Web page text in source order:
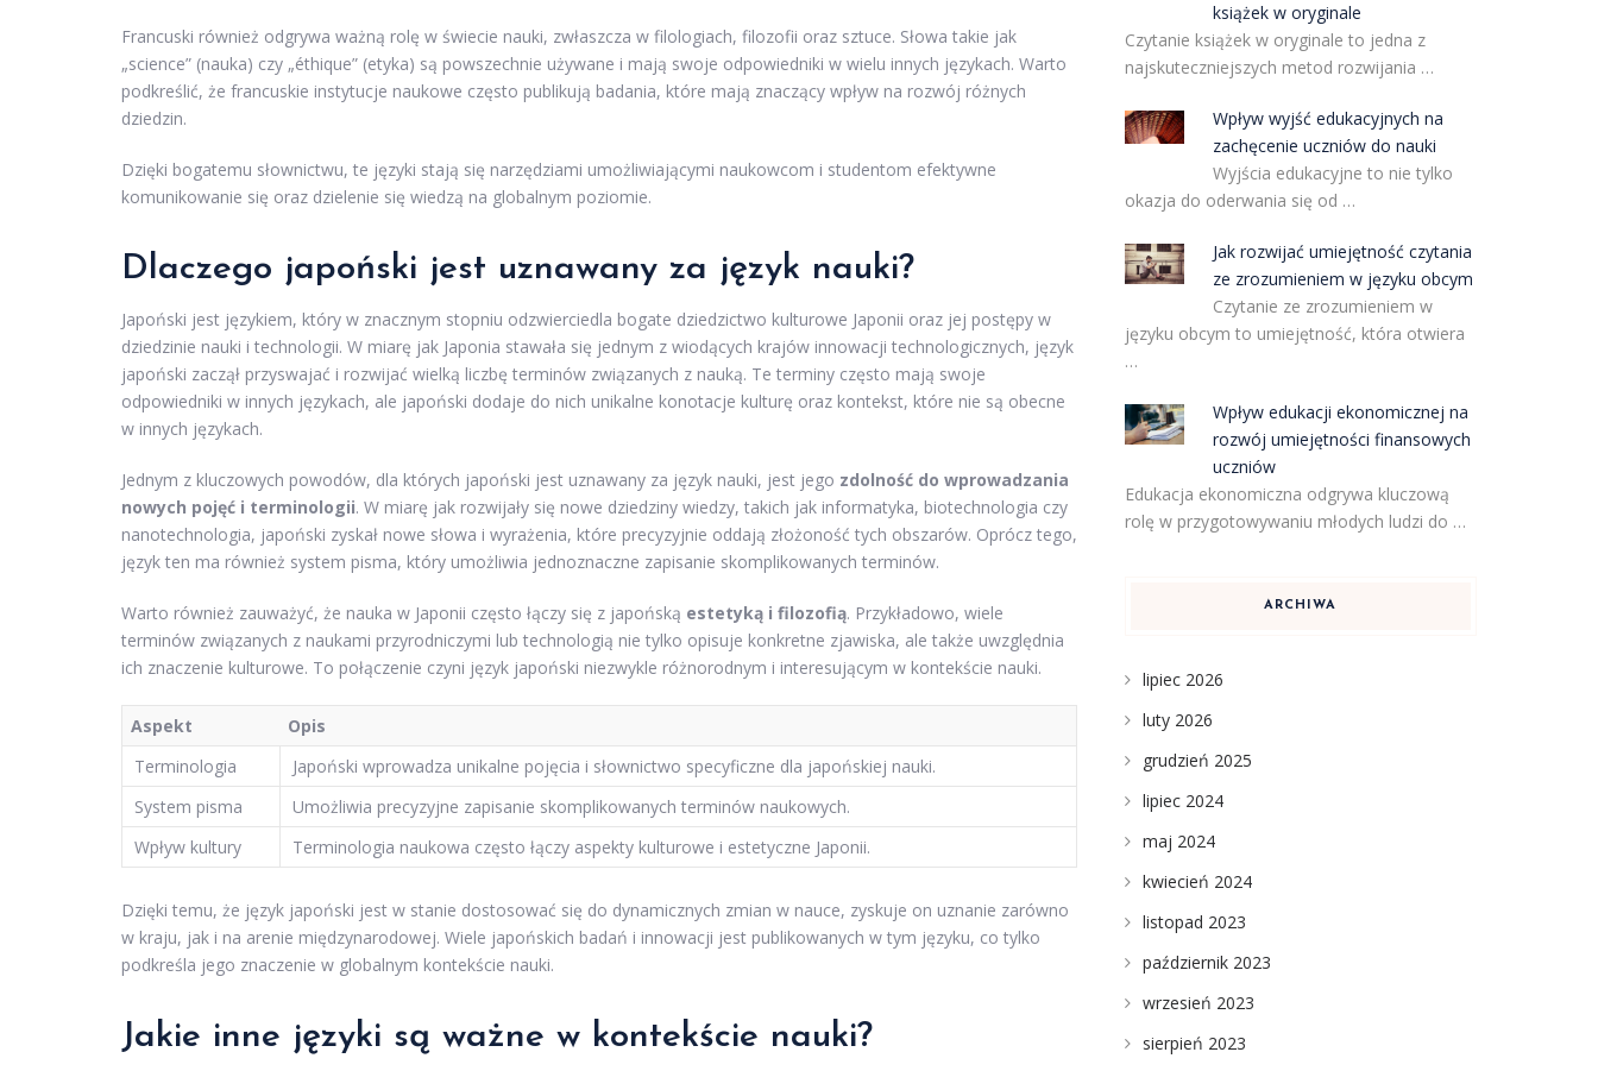
Francuski również odgrywa ważną rolę w świecie nauki, zwłaszcza w filologiach, filozofii oraz sztuce. Słowa takie jak
„science” (nauka) czy „éthique” (etyka) są powszechnie używane i mają swoje odpowiedniki w wielu innych językach. Warto
podkreślić, że francuskie instytucje naukowe często publikują badania, które mają znaczący wpływ na rozwój różnych
dziedzin.
Dzięki bogatemu słownictwu, te języki stają się narzędziami umożliwiającymi naukowcom i studentom efektywne
komunikowanie się oraz dzielenie się wiedzą na globalnym poziomie.
Dlaczego japoński jest uznawany za język nauki?
Japoński jest językiem, który w znacznym stopniu odzwierciedla bogate dziedzictwo kulturowe Japonii oraz jej postępy w
dziedzinie nauki i technologii. W miarę jak Japonia stawała się jednym z wiodących krajów innowacji technologicznych, język
japoński zaczął przyswajać i rozwijać wielką liczbę terminów związanych z nauką. Te terminy często mają swoje
odpowiedniki w innych językach, ale japoński dodaje do nich unikalne konotacje kulturę oraz kontekst, które nie są obecne
w innych językach.
Jednym z kluczowych powodów, dla których japoński jest uznawany za język nauki, jest jego zdolność do wprowadzania
nowych pojęć i terminologii. W miarę jak rozwijały się nowe dziedziny wiedzy, takich jak informatyka, biotechnologia czy
nanotechnologia, japoński zyskał nowe słowa i wyrażenia, które precyzyjnie oddają złożoność tych obszarów. Oprócz tego,
język ten ma również system pisma, który umożliwia jednoznaczne zapisanie skomplikowanych terminów.
Warto również zauważyć, że nauka w Japonii często łączy się z japońską estetyką i filozofią. Przykładowo, wiele
terminów związanych z naukami przyrodniczymi lub technologią nie tylko opisuje konkretne zjawiska, ale także uwzględnia
ich znaczenie kulturowe. To połączenie czyni język japoński niezwykle różnorodnym i interesującym w kontekście nauki.
Aspekt
Opis
Terminologia
Japoński wprowadza unikalne pojęcia i słownictwo specyficzne dla japońskiej nauki.
System pisma
Umożliwia precyzyjne zapisanie skomplikowanych terminów naukowych.
Wpływ kultury
Terminologia naukowa często łączy aspekty kulturowe i estetyczne Japonii.
Dzięki temu, że język japoński jest w stanie dostosować się do dynamicznych zmian w nauce, zyskuje on uznanie zarówno
w kraju, jak i na arenie międzynarodowej. Wiele japońskich badań i innowacji jest publikowanych w tym języku, co tylko
podkreśla jego znaczenie w globalnym kontekście nauki.
Jakie inne języki są ważne w kontekście nauki?
książek w oryginale
Czytanie książek w oryginale to jedna z
najskuteczniejszych metod rozwijania …
Wpływ wyjść edukacyjnych na
zachęcenie uczniów do nauki
Wyjścia edukacyjne to nie tylko
okazja do oderwania się od …
Jak rozwijać umiejętność czytania
ze zrozumieniem w języku obcym
Czytanie ze zrozumieniem w
języku obcym to umiejętność, która otwiera
…
Wpływ edukacji ekonomicznej na
rozwój umiejętności finansowych
uczniów
Edukacja ekonomiczna odgrywa kluczową
rolę w przygotowywaniu młodych ludzi do …
ARCHIWA
lipiec 2026
luty 2026
grudzień 2025
lipiec 2024
maj 2024
kwiecień 2024
listopad 2023
październik 2023
wrzesień 2023
sierpień 2023